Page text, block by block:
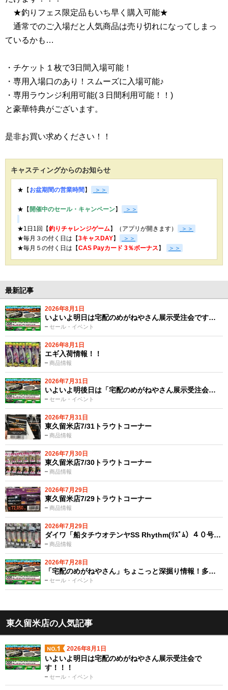
★釣りフェス限定品もいち早く購入可能★
通常でのご入場だと人気商品は売り切れになってしまっ
ているかも…
・チケット１枚で3日間入場可能！
・専用入場口のあり！スムーズに入場可能♪
・専用ラウンジ利用可能(３日間利用可能！！)
と豪華特典がございます。
是非お買い求めください！！
キャスティングからのお知らせ
★【 お盆期間の営業時間 】 ＞＞
★【 開催中のセール・キャンペーン】 ＞＞
★1日1回【釣りチャレンジゲーム】（アプリが開きます）
＞＞
★毎月３の付く日は【3キャスDAY】
＞＞
★毎月５の付く日は【CAS Payカード 3％ボーナス 】 ＞＞
最新記事
2026年8月1日
セール・イベント
いよいよ明日は宅配のめがねやさん展示受注会です…
2026年8月1日
商品情報
エギ入荷情報！！
2026年7月31日
セール・イベント
いよいよ明後日は「宅配のめがねやさん展示受注会…
2026年7月31日
商品情報
東久留米店7/31トラウトコーナー
2026年7月30日
商品情報
東久留米店7/30トラウトコーナー
2026年7月29日
商品情報
東久留米店7/29トラウトコーナー
2026年7月29日
商品情報
ダイワ「船タチウオテンヤSS Rhythm(ﾘｽﾞﾑ）４０号…
2026年7月28日
セール・イベント
「宅配のめがねやさん」ちょこっと深掘り情報！多…
東久留米店の人気記事
2026年8月1日
セール・イベント
いよいよ明日は宅配のめがねやさん展示受注会で
す！！！